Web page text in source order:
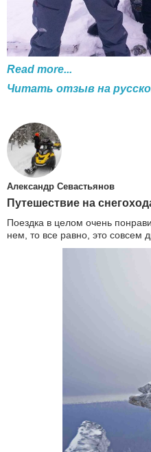
Read more...
Читать отзыв на
Александр Севастьянов
Путешествие на
Поездка в целом очень
нем, то все равно, это совсем